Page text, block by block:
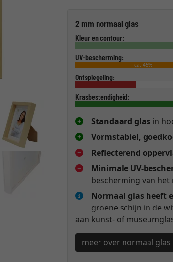
2 mm normaal glas
Kleur en contour:
UV-bescherming:
ca. 45%
Ontspiegeling:
Krasbestendigheid:
Standaard glas in
Vormstabiel,
Reflecterend
Minimale UV-
bescherming van het
Normaal glas heeft
groene schijn in de
aan kunst- of
meer over normaal glas